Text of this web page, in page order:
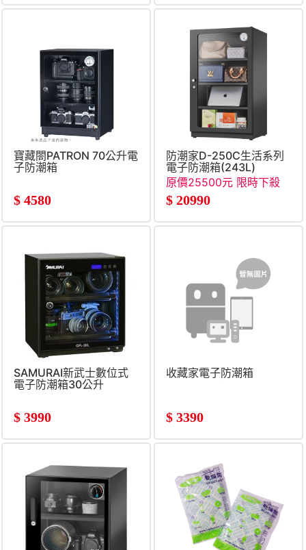
寶藏閤PATRON 70公升電
子防潮箱
$ 4580
防潮家D-250C生活系列
電子防潮箱(243L)
原價25500元 限時下殺
$ 20990
SAMURAI新武士數位式
電子防潮箱30公升
$ 3990
收藏家電子防潮箱
$ 3390